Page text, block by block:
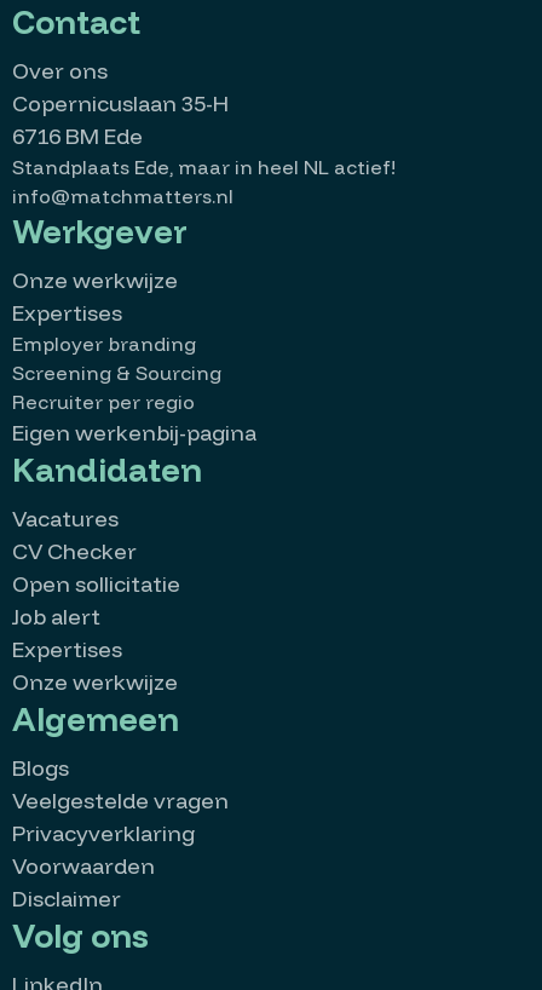
Contact
Over ons
Copernicuslaan 35-H
6716 BM Ede
Standplaats Ede, maar in heel NL actief!
info@matchmatters.nl
Werkgever
Onze werkwijze
Expertises
Employer branding
Screening & Sourcing
Recruiter per regio
Eigen werkenbij-pagina
Kandidaten
Vacatures
CV Checker
Open sollicitatie
Job alert
Expertises
Onze werkwijze
Algemeen
Blogs
Veelgestelde vragen
Privacyverklaring
Voorwaarden
Disclaimer
Volg ons